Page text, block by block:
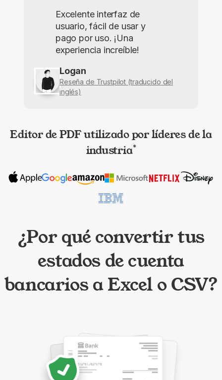
Excelente interfaz de
usuario, fácil de usar y
pago por uso. ¡Una
experiencia increíble!
Logan
Reseña de Trustpilot (traducido del
inglés)
Editor de PDF utilizado por líderes de la
industria*
¿Por qué convertir tus
estados de cuenta
bancarios a Excel o CSV?